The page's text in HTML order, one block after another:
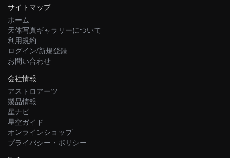
サイトマップ
ホーム
天体写真ギャラリーについて
利用規約
ログイン/新規登録
お問い合わせ
会社情報
アストロアーツ
製品情報
星ナビ
星空ガイド
オンラインショップ
プライバシー・ポリシー